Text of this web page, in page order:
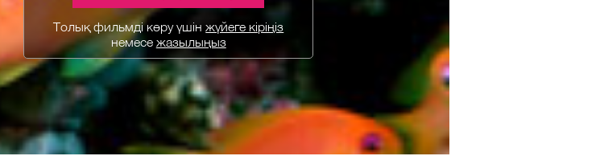
Толық фильмді көру үшінжүйеге кіріңіз
немесе жазылыңыз